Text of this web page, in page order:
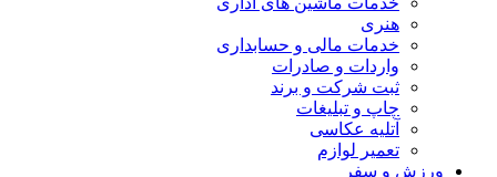
هنری
خدمات مالی و حسابداری
واردات و صادرات
ثبت شرکت و برند
چاپ و تبلیغات
آتلیه عکاسی
تعمیر لوازم
ورزش و سفر